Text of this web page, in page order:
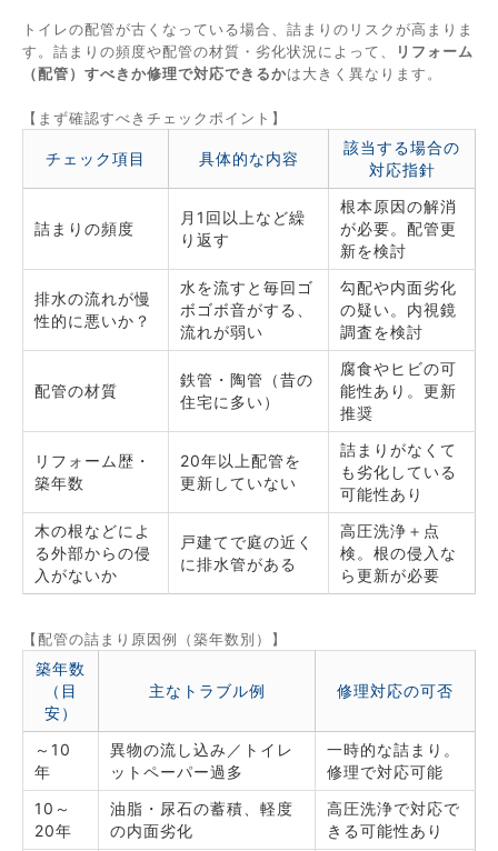
トイレの配管が古くなっている場合、詰まりのリスクが高まりま
す。詰まりの頻度や配管の材質・劣化状況によって、
リフォーム
（配管）すべきか修理で対応できるかは大きく異なります。
【まず確認すべきチェックポイント】
チェック項目 具体的な内容
該当する場合の
対応指針
詰まりの頻度
月1回以上など繰
り返す
根本原因の解消
が必要。配管更
新を検討
排水の流れが慢
性的に悪いか？
水を流すと毎回ゴ
ボゴボ音がする、
流れが弱い
勾配や内面劣化
の疑い。内視鏡
調査を検討
配管の材質
鉄管・陶管（昔の
住宅に多い）
腐食やヒビの可
能性あり。更新
推奨
リフォーム歴・
築年数
20年以上配管を
更新していない
詰まりがなくて
も劣化している
可能性あり
木の根などによ
る外部からの侵
入がないか
戸建てで庭の近く
に排水管がある
高圧洗浄＋点
検。根の侵入な
ら更新が必要
【配管の詰まり原因例（築年数別）】
築年数
（目
安）
主なトラブル例 修理対応の可否
～10
年
異物の流し込み／トイレ
ットペーパー過多
一時的な詰まり。
修理で対応可能
10～
20年
油脂・尿石の蓄積、軽度
の内面劣化
高圧洗浄で対応で
きる可能性あり